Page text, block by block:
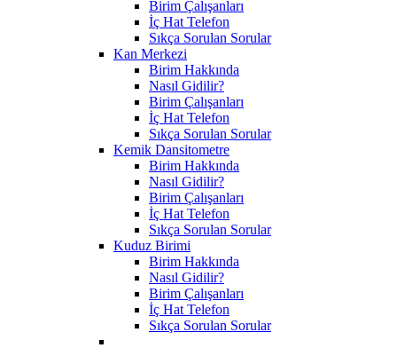
Birim Çalışanları
İç Hat Telefon
Sıkça Sorulan Sorular
Kan Merkezi
Birim Hakkında
Nasıl Gidilir?
Birim Çalışanları
İç Hat Telefon
Sıkça Sorulan Sorular
Kemik Dansitometre
Birim Hakkında
Nasıl Gidilir?
Birim Çalışanları
İç Hat Telefon
Sıkça Sorulan Sorular
Kuduz Birimi
Birim Hakkında
Nasıl Gidilir?
Birim Çalışanları
İç Hat Telefon
Sıkça Sorulan Sorular